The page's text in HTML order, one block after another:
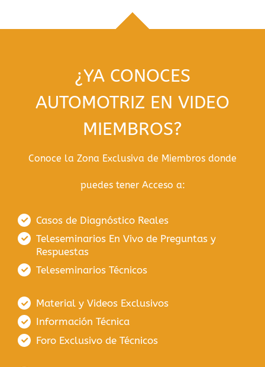
¿YA CONOCES
AUTOMOTRIZ EN VIDEO
MIEMBROS?
Conoce la Zona Exclusiva de Miembros donde
puedes tener Acceso a:
Casos de Diagnóstico Reales
Teleseminarios En Vivo de Preguntas y
Respuestas
Teleseminarios Técnicos
Material y Videos Exclusivos
Información Técnica
Foro Exclusivo de Técnicos